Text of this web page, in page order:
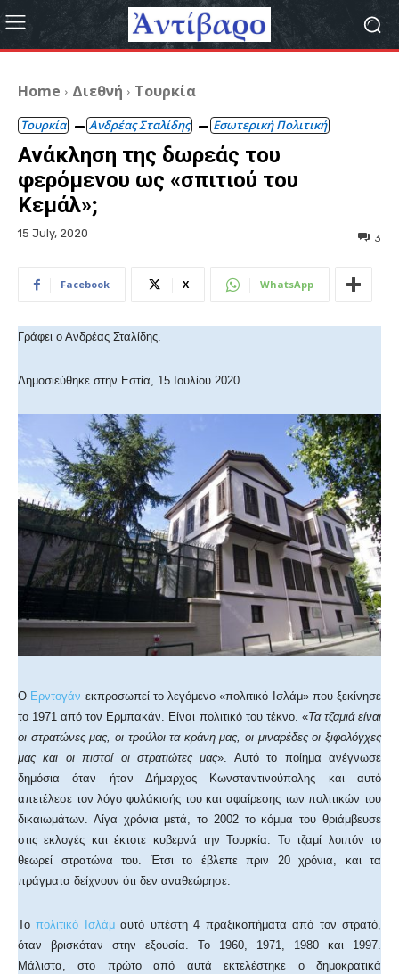
Home Διεθνή Τουρκία
Τουρκία Ανδρέας Σταλίδης Εσωτερική Πολιτική
Ανάκληση της δωρεάς του
φερόμενου ως «σπιτιού του
Κεμάλ»;
15 July, 2020 3
Facebook X WhatsApp
Γράφει ο Ανδρέας Σταλίδης.
Δημοσιεύθηκε στην Εστία, 15 Ιουλίου 2020.
Ο Ερντογάν εκπροσωπεί το λεγόμενο «πολιτικό Ισλάμ» που ξεκίνησε
το 1971 από τον Ερμπακάν. Είναι πολιτικό του τέκνο. «Τα τζαμιά είναι
οι στρατώνες μας, οι τρούλοι τα κράνη μας, οι μιναρέδες οι ξιφολόγχες
μας και οι πιστοί οι στρατιώτες μας». Αυτό το ποίημα ανέγνωσε
δημόσια όταν ήταν Δήμαρχος Κωνσταντινούπολης και αυτό
απετέλεσε τον λόγο φυλάκισής του και αφαίρεσης των πολιτικών του
δικαιωμάτων. Λίγα χρόνια μετά, το 2002 το κόμμα του θριάμβευσε
στις εκλογές και έκτοτε κυβερνά την Τουρκία. Το τζαμί λοιπόν το
θεωρεί στρατώνα του. Έτσι το έβλεπε πριν 20 χρόνια, και τα
πράγματα δείχνουν ότι δεν αναθεώρησε.
Τοπολιτικό Ισλάμαυτό υπέστη 4 πραξικοπήματα από τον στρατό,
όταν βρισκόταν στην εξουσία. Το 1960, 1971, 1980 και 1997.
Μάλιστα, στο πρώτο από αυτά εκτελέστηκε ο δημοκρατικά